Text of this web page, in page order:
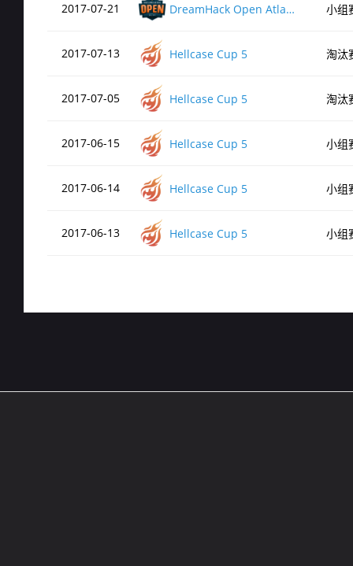
de_dust2
2017-07-21 DreamHack Open Atlanta 2017 小组
2017-07-13 Hellcase Cup 5 淘汰
2017-07-05 Hellcase Cup 5 淘汰
2017-06-15 Hellcase Cup 5 小组
2017-06-14 Hellcase Cup 5 小组
2017-06-13 Hellcase Cup 5 小组